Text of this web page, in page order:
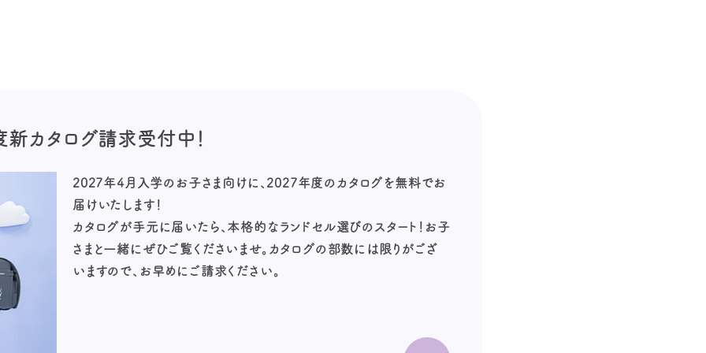
カタログ請求受付中！
2027年4月入学のお子さま向けに、2027年度のカタログを無料でお
届けいたします！
カタログが手元に届いたら、本格的なランドセル選びのスタート！お子
さまと一緒にぜひご覧くださいませ。カタログの部数には限りがござ
いますので、お早めにご請求ください。